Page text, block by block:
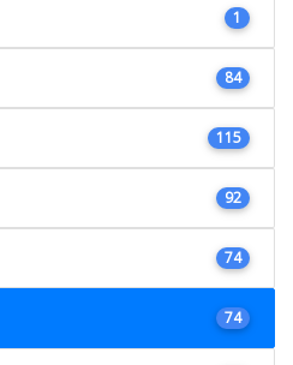
1
84
115
92
74
74